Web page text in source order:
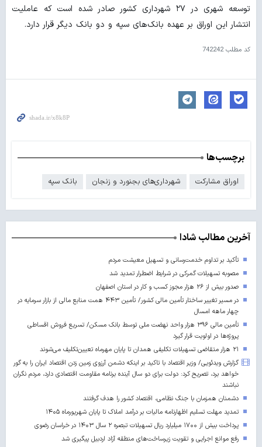
توسعه شهری در ۲۷ شهرداری کشور صادر شده است که عاملیت
انتشار این اوراق بر عهده بانک‌های سپه و دو بانک دیگر قرار دارد.
کد مطلب742242
برچسب‌ها
اوراق مشارکت شهرداری‌های بجنورد و زنجان بانک سپه
آخرین مطالب شادا
تأکید بر تداوم خدمت‌رسانی و تسهیل معیشت مردم
مصوبه تسهیلات گمرکی در شرایط اضطرار تمدید شد
صدور بیش از ۲۶ هزار مجوز کسب‌ و کار در استان اصفهان
در مسیر تغییر ساختار تأمین مالی کشور/ تأمین ۴۴۳ همت منابع مالی از بازار سرمایه در
چهار ماهه امسال
تأمین مالی ۳۹۶ هزار واحد نهضت ملی توسط بانک مسکن/ تسریع فروش اقساطی
پروژه‌ها در اولویت قرار گیرد
۲۱ هزار متقاضی تسهیلات تکلیفی همدان تا پایان مهرماه تعیین‌تکلیف می‌شوند
گزارش ویدئویی/ وزیر اقتصاد با تاکید بر اینکه دشمن آرزوی زمین زدن اقتصاد ایران را به گور
خواهد برد، تصریح کرد: دولت برای دو سال آینده برنامه مقاومت اقتصادی دارد، مردم نگران
نباشند
دشمنان همزمان با جنگ نظامی، اقتصاد کشور را هدف گرفتند
تمدید مهلت تسلیم اظهارنامه مالیات بر درآمد املاک تا پایان شهریورماه ۱۴۰۵
پرداخت بیش از ۱۷۰۰ میلیارد ریال تسهیلات تبصره ۲ سال ۱۴۰۳ در خراسان رضوی
رفع موانع اجرایی و تقویت زیرساخت‌های منطقه آزاد اردبیل پیگیری شد